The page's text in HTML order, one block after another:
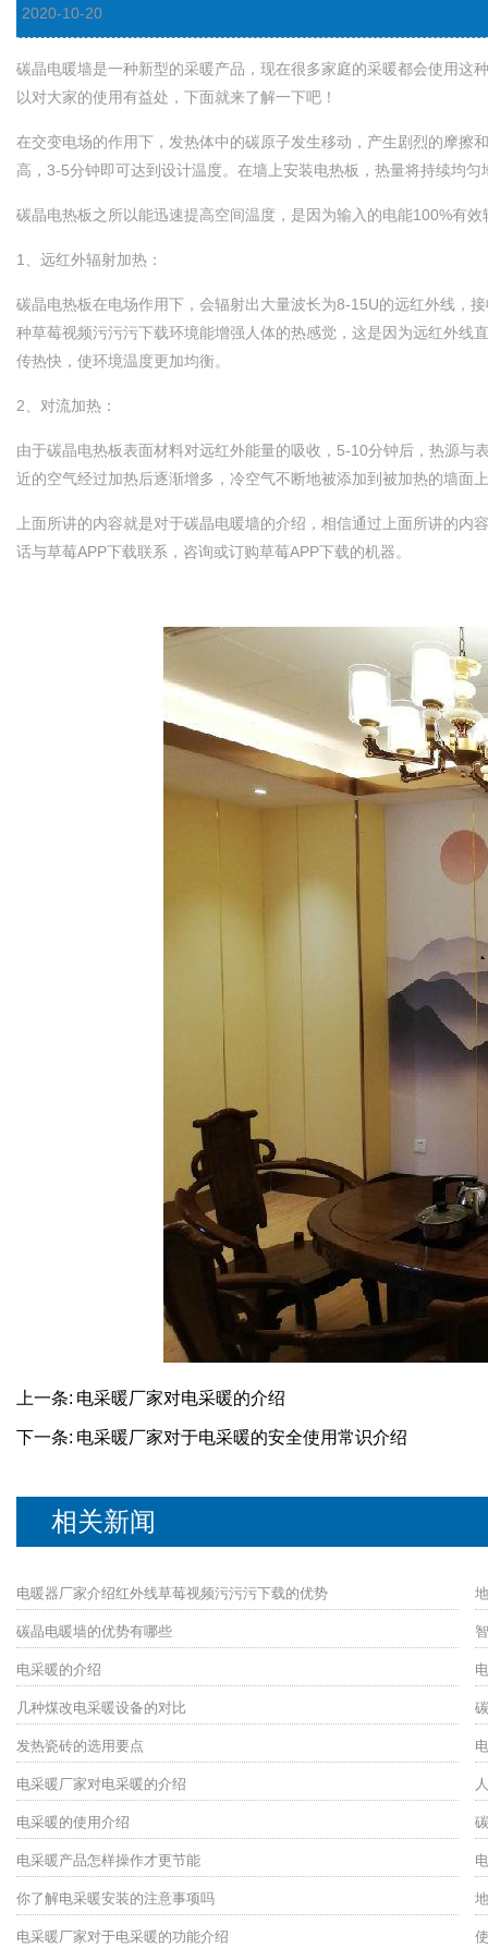
2020-10-20
碳晶电暖墙是一种新型的采暖产品，现在很多家庭的采暖都会使用这种产
以对大家的使用有益处，下面就来了解一下吧！
在交变电场的作用下，发热体中的碳原子发生移动，产生剧烈的摩擦和
高，3-5分钟即可达到设计温度。在墙上安装电热板，热量将持续均
碳晶电热板之所以能迅速提高空间温度，是因为输入的电能100%有
1、远红外辐射加热：
碳晶电热板在电场作用下，会辐射出大量波长为8-15U的远红外线，
种草莓视频污污污下载环境能增强人体的热感觉，这是因为远红外线直
传热快，使环境温度更加均衡。
2、对流加热：
由于碳晶电热板表面材料对远红外能量的吸收，5-10分钟后，热
近的空气经过加热后逐渐增多，冷空气不断地被添加到被加热的墙面上
上面所讲的内容就是对于碳晶电暖墙的介绍，相信通过上面所讲的内
话与草莓APP下载联系，咨询或订购草莓APP下载的机器。
上一条: 电采暖厂家对电采暖的介绍
下一条: 电采暖厂家对于电采暖的安全使用常识介绍
相关新闻
电暖器厂家介绍红外线草莓视频污污污下载的优势
碳晶电暖墙的优势有哪些
电采暖的介绍
几种煤改电采暖设备的对比
发热瓷砖的选用要点
电采暖厂家对电采暖的介绍
电采暖的使用介绍
电采暖产品怎样操作才更节能
你了解电采暖安装的注意事项吗
电采暖厂家对于电采暖的功能介绍